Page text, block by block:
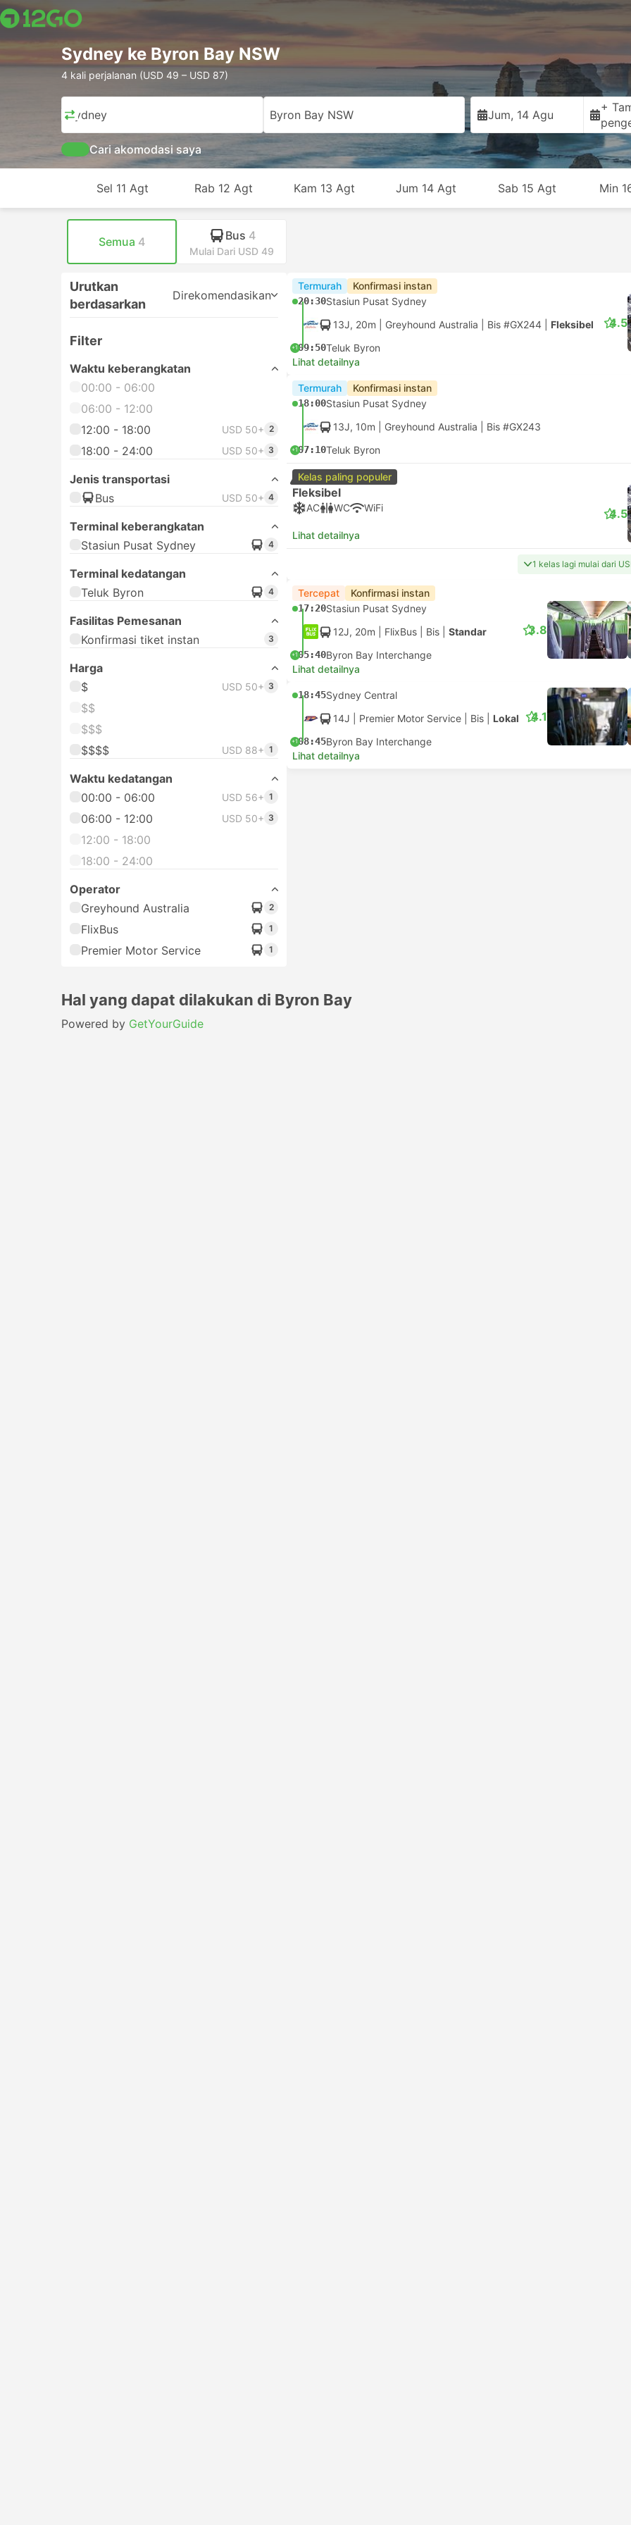
Sydney ke Byron Bay NSW
4 kali perjalanan (USD 49 – USD 87)
Sydney Byron Bay NSW Jum, 14 Agu
+
Cari akomodasi saya
Sel 11 Agt Rab 12 Agt Kam 13 Agt Jum 14 Agt Sab 15 Agt Min
Semua 4 Bus 4
Mulai Dari USD 49
Urutkan
berdasarkan
Direkomendasikan
Filter
Waktu keberangkatan
00:00 - 06:00
06:00 - 12:00
12:00 - 18:00
USD 50+ 2
18:00 - 24:00 USD 50+ 3
Jenis transportasi
Bus
USD 50+ 4
Terminal keberangkatan
Stasiun Pusat Sydney
4
Terminal kedatangan
Teluk Byron
4
Fasilitas Pemesanan
Konfirmasi tiket instan
3
Harga
$
USD 50+ 3
$$
$$$
$$$$
USD 88+ 1
Waktu kedatangan
00:00 - 06:00
USD 56+ 1
06:00 - 12:00 USD 50+ 3
12:00 - 18:00
18:00 - 24:00
Operator
Greyhound Australia
2
FlixBus 1
Premier Motor Service 1
Termurah Konfirmasi instan
20:30Stasiun Pusat Sydney
13J, 20m | Greyhound Australia Bis #GX244 Fleksibel
+109:50Teluk Byron
4.5
Lihat detailnya
Termurah Konfirmasi instan
18:00Stasiun Pusat Sydney
13J, 10m | Greyhound Australia Bis #GX243
+107:10Teluk Byron
Kelas paling populer
Fleksibel
AC WC WiFi
Lihat detailnya
4.5
1 kelas lagi mulai dari
Tercepat Konfirmasi instan
17:20Stasiun Pusat Sydney
12J, 20m | FlixBus Bis Standar
+105:40Byron Bay Interchange
3.8
Lihat detailnya
18:45Sydney Central
14J | Premier Motor Service Bis Lokal
+108:45Byron Bay Interchange
4.1
Lihat detailnya
Hal yang dapat dilakukan di Byron Bay
Powered by GetYourGuide